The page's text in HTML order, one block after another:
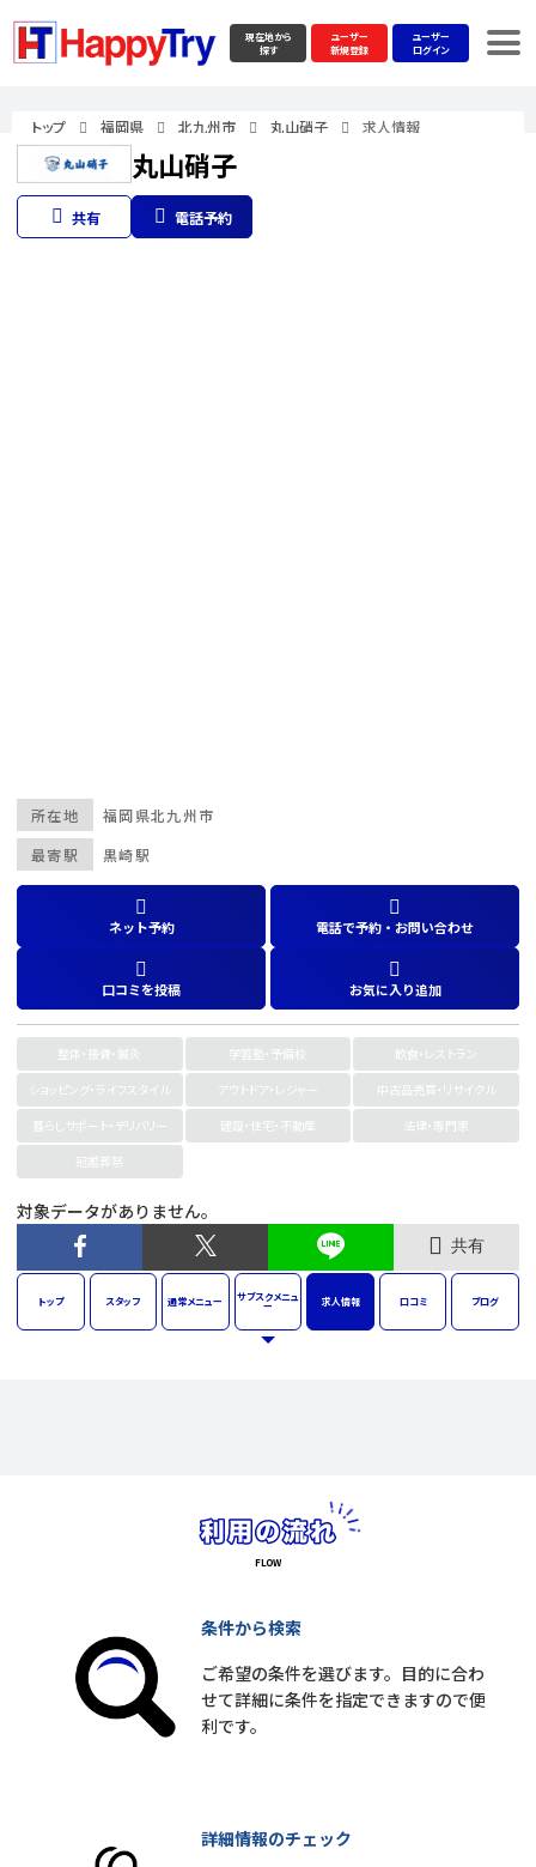
現在地から
探す
ユーザー
新規登録
ユーザー
ログイン
トップ 福岡県 北九州市 丸山硝子 求人情報
丸山硝子
共有 電話予約
最寄駅 黒崎駅
所在地 福岡県北九州市
ネット予約 電話で予約・お問い合わせ
口コミを投稿 お気に入り追加
整体・接骨・鍼灸 学習塾・予備校
飲食・レストラン
ショッピング・ライフスタイル
アウトドア・レジャー
中古品売買・リサイクル
暮らしサポート・デリバリー
建設・住宅・不動産
法律・専門家
冠婚葬祭
対象データがありません。
共有
トップ スタッフ 通常メニュー サブスクメニュ
ー 求人情報 口コミ ブログ
条件から検索
ご希望の条件を選びます。目的に合わ
せて詳細に条件を指定できますので便
利です。
詳細情報のチェック